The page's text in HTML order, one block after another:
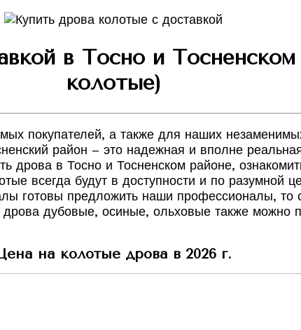
в Тосно и
колотые)
покупателей, а также для наших
район – это надежная и вполне
дрова в Тосно и Тосненском районе,
всегда будут в доступности и по разумной
готовы предложить наши профессионалы, то
дубовые, осиные, ольховые также можно
на колотые дрова в 2026 г.